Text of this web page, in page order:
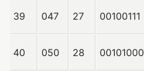
39 047 27 00100111
40 050 28 00101000